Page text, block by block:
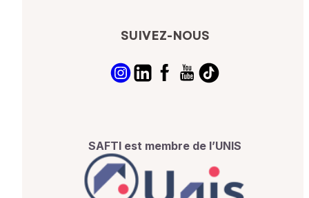
SUIVEZ-NOUS
SAFTI est membre de l’UNIS